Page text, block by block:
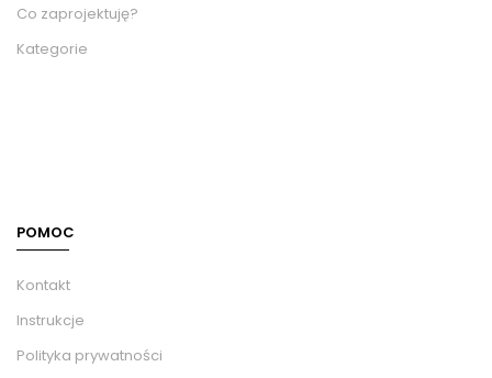
Co zaprojektuję?
Kategorie
POMOC
Kontakt
Instrukcje
Polityka prywatności